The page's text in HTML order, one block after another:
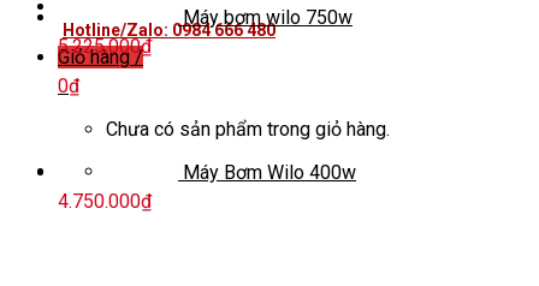
Hotline/Zalo: 0984 666 480
Giỏ hàng /
0₫
Chưa có sản phẩm trong giỏ hàng.
Máy bơm wilo 750w
5.225.000₫
Máy Bơm Wilo 400w
4.750.000₫